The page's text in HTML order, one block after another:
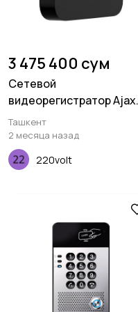
3 475 400 сум
Сетевой
видеорегистратор Ajax
NVR (16ch) ASP черный
Ташкент
2 месяца назад
220volt